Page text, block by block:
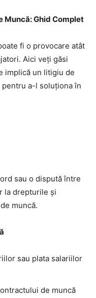
Muncă: Ghid Complet
fi o provocare atât
Aici veți găsi
implică un litigiu de
a-l soluționa în
sau o dispută între
la drepturile și
muncă.
sau plata salariilor
de muncă